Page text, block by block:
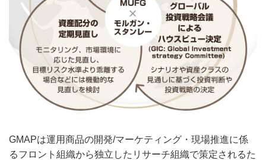
GMAPは運用商品の開発/マーケティング・現場推進に係
るフロント組織から独立したリサーチ組織で策定されるた